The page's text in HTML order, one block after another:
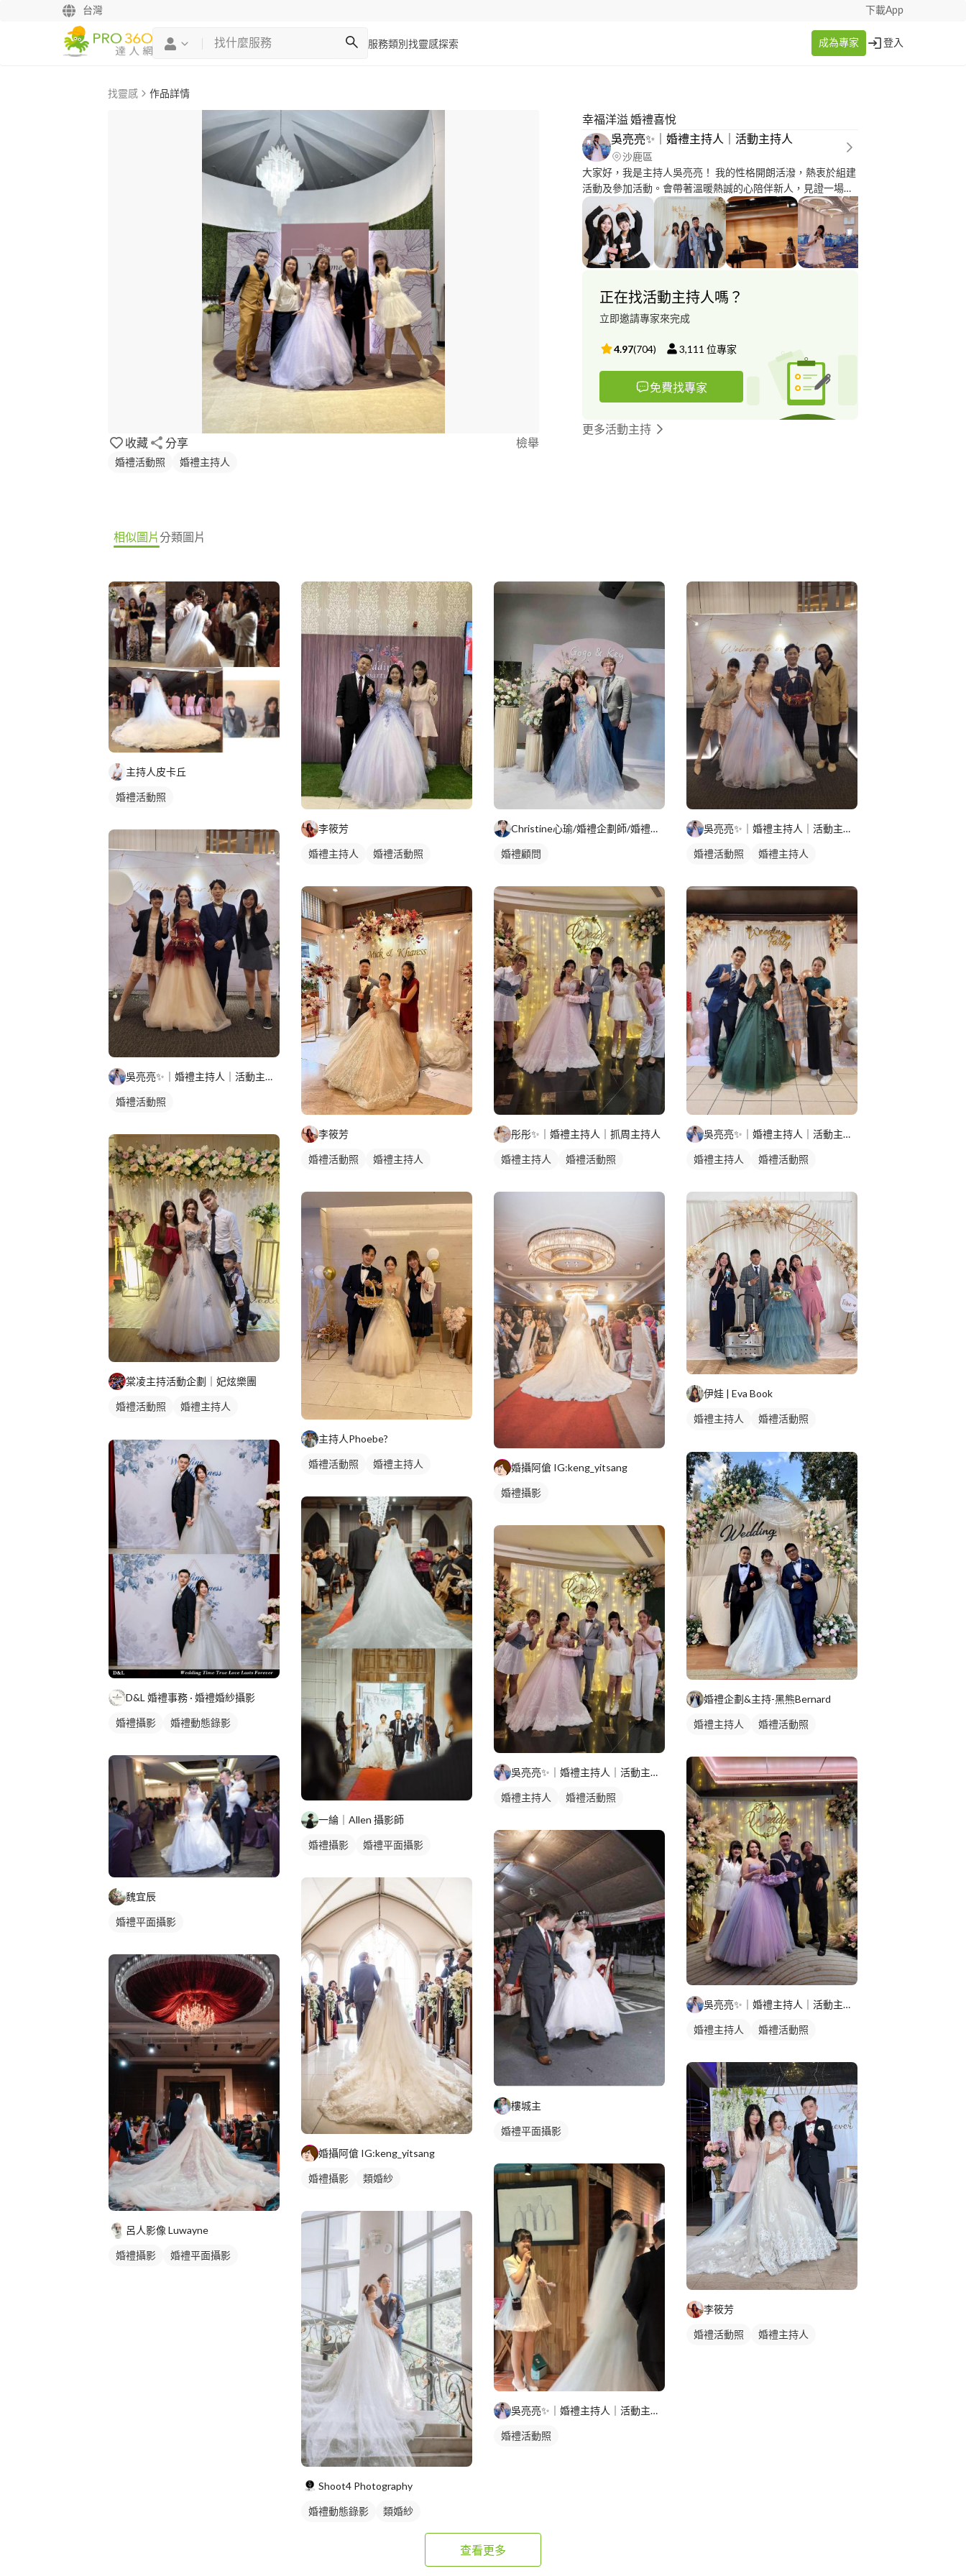
台灣 下載App
服務類別 找靈感探索 成為專家 登入
找靈感 作品詳情
收藏 分享 檢舉
婚禮活動照 婚禮主持人
幸福洋溢 婚禮喜悅
吳亮亮✨️｜婚禮主持人｜活動主持人
沙鹿區
大家好，我是主持人吳亮亮！ 我的性格開朗活潑，熱衷於組建
活動及參加活動。會帶著溫暖熱誠的心陪伴新人，見證一場又
一場的幸福婚禮。 ● 提供最完整的活動規劃 ● 提出最有趣的遊
戲建議 ● 創造最難忘的幸福婚宴 純主持：5000／場 主持加企
劃：7200／場 主持加小幫手：9200／場 主持加小幫手加音
控：11200／場 #堅持完成最詳細的訪談 #堅持做好最細緻的流
程表 #堅持成為最溫暖的主持人
正在找活動主持人嗎？
立即邀請專家來完成
4.97(704) 3,111 位專家
免費找專家
更多活動主持
相似圖片分類圖片
主持人皮卡丘
婚禮活動照
吳亮亮✨️｜婚禮主持人｜活動主持人
婚禮活動照
棠凌主持活動企劃｜妃炫樂團
婚禮活動照
婚禮主持人
D&L 婚禮事務 · 婚禮婚紗攝影
婚禮攝影 婚禮動態錄影
魏宜辰
婚禮平面攝影
呂人影像 Luwayne
婚禮攝影 婚禮平面攝影
李筱芳
婚禮主持人 婚禮活動照
李筱芳
婚禮活動照 婚禮主持人
主持人Phoebe?
婚禮活動照 婚禮主持人
一綸｜Allen 攝影師
婚禮攝影 婚禮平面攝影
婚攝阿傖 IG:keng_yitsang
婚禮攝影 類婚紗
Shoot4 Photography
婚禮動態錄影 類婚紗
Christine心瑜/婚禮企劃師/婚禮小管家
婚禮顧問
彤彤✨️｜婚禮主持人｜抓周主持人
婚禮主持人 婚禮活動照
婚攝阿傖 IG:keng_yitsang
婚禮攝影
吳亮亮✨️｜婚禮主持人｜活動主持人
婚禮主持人 婚禮活動照
樓城主
婚禮平面攝影
吳亮亮✨️｜婚禮主持人｜活動主持人
婚禮活動照
吳亮亮✨️｜婚禮主持人｜活動主持人
婚禮活動照 婚禮主持人
吳亮亮✨️｜婚禮主持人｜活動主持人
婚禮主持人 婚禮活動照
伊娃 | Eva Book
婚禮主持人
婚禮活動照
婚禮企劃&主持-黑熊Bernard
婚禮主持人 婚禮活動照
吳亮亮✨️｜婚禮主持人｜活動主持人
婚禮主持人 婚禮活動照
李筱芳
婚禮活動照 婚禮主持人
查看更多